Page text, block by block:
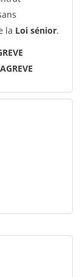
la Loi sénior.